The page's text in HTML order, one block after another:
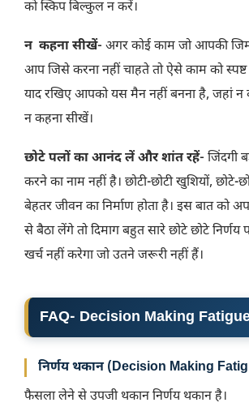
को स्किप बिल्कुल न करें।
न कहना सीखें- अगर कोई काम जो आपकी
आप जिसे करना नहीं चाहते तो ऐसे काम को
याद रखिए आपको यस मैन नहीं बनना है, जहां न
न कहना सीखें।
छोटे पलों का आनंद लें और शांत रहें- जिंदगी
करने का नाम नहीं है। छोटी-छोटी खुशियों, छोटे-
बेहतर जीवन का निर्माण होता है। इस बात को
से बैठा लेंगे तो दिमाग बहुत सारे छोटे छोटे निर्णय
खर्च नहीं करेगा जो उतने जरूरी नहीं हैं।
FAQ- Decision Making
निर्णय थकान (Decision Making
फैसला लेने से उपजी थकान निर्णय थकान है।